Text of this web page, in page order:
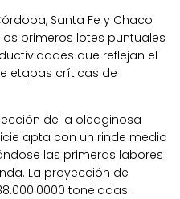
Santa Fe y Chaco
primeros lotes puntuales
que reflejan el
etapas críticas de
de la oleaginosa
apta con un rinde medio
las primeras labores
La proyección de
toneladas.